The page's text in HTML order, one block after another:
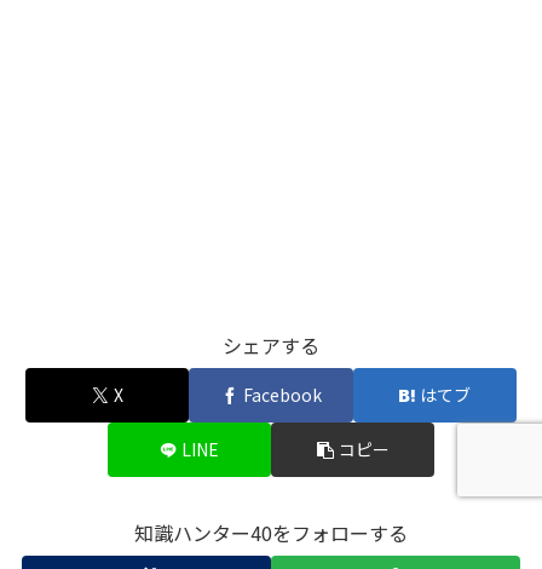
シェアする
X Facebook はてブ
LINE コピー
知識ハンター40をフォローする